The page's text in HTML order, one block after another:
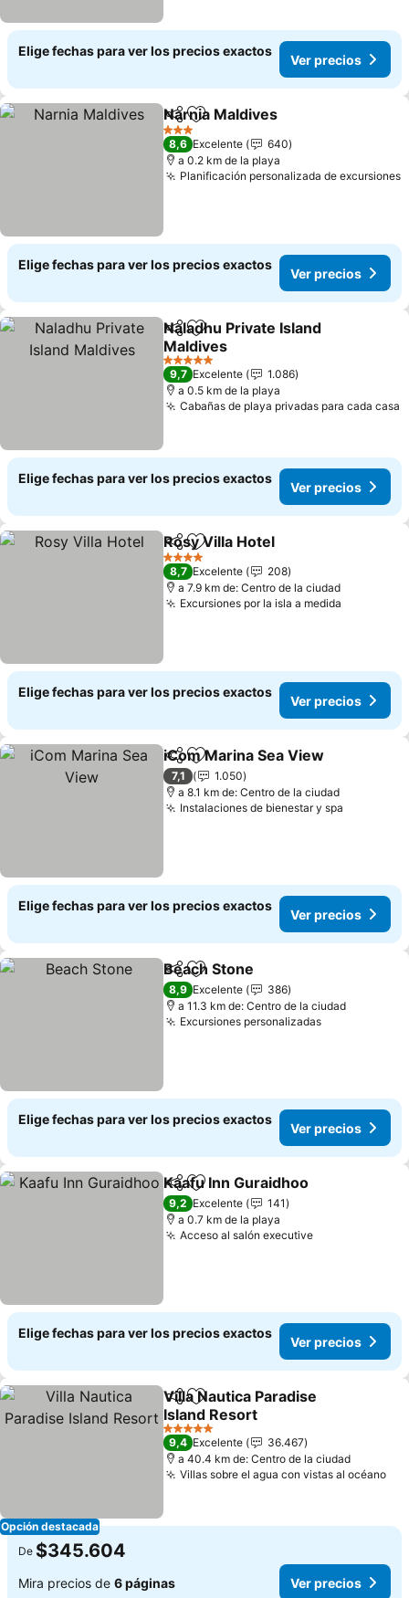
Elige fechas para ver los precios exactos
Ver precios
CompartirAgregar a favoritos
Narnia Maldives
3 Estrellas
8,6 Excelente
640
a 0.2 km de la playa
Planificación personalizada de excursiones
Elige fechas para ver los precios exactos
Ver precios
CompartirAgregar a favoritos
Naladhu Private Island
Maldives
5 Estrellas
9,7 Excelente
1.086
a 0.5 km de la playa
Cabañas de playa privadas para cada casa
Elige fechas para ver los precios exactos
Ver precios
CompartirAgregar a favoritos
Rosy Villa Hotel
4 Estrellas
8,7 Excelente
208
a 7.9 km de: Centro de la ciudad
Excursiones por la isla a medida
Elige fechas para ver los precios exactos
Ver precios
CompartirAgregar a favoritos
iCom Marina Sea View
7,1
1.050
a 8.1 km de: Centro de la ciudad
Instalaciones de bienestar y spa
Elige fechas para ver los precios exactos
Ver precios
CompartirAgregar a favoritos
Beach Stone
8,9 Excelente
386
a 11.3 km de: Centro de la ciudad
Excursiones personalizadas
Elige fechas para ver los precios exactos
Ver precios
CompartirAgregar a favoritos
Kaafu Inn Guraidhoo
9,2 Excelente
141
a 0.7 km de la playa
Acceso al salón executive
Elige fechas para ver los precios exactos
Ver precios
Opción destacada
CompartirAgregar a favoritos
Villa Nautica Paradise
Island Resort
5 Estrellas
9,4 Excelente
36.467
a 40.4 km de: Centro de la ciudad
Villas sobre el agua con vistas al océano
De $345.604
Mira precios de 6 páginas Ver precios